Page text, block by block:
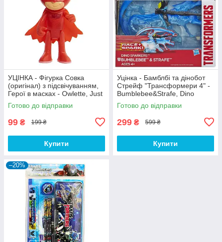
УЦІНКА - Фігурка Cовка
(оригінал) з підсвічуванням,
Герої в масках - Owlette, Just
Play
Готово до відправки
99 ₴ 199 ₴
Купити
Уцінка - Бамблбі та дінобот
Стрейф "Трансформери 4" -
Bumblebee&Strafe, Dino
Sparklers, TF4, Hasbro
Готово до відправки
299 ₴ 599 ₴
Купити
–20%